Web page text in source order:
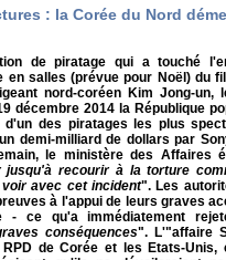
: la Corée du Nord
de piratage qui a touché
en salles (prévue pour Noël) du
nord-coréen Kim Jong-
décembre 2014 la République
des piratages les plus
demi-milliard de dollars par
le ministère des Affaires
jusqu'à recourir à la torture
avec cet incident". Les
à l'appui de leurs graves
- ce qu'a immédiatement
conséquences". L'"affaire
de Corée et les Etats-